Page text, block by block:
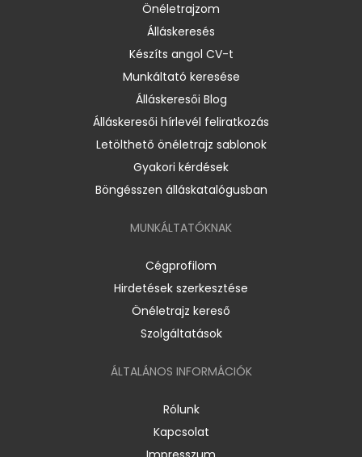
Önéletrajzom
Álláskeresés
Készíts angol CV-t
Munkáltató keresése
Álláskeresői Blog
Álláskeresői hírlevél feliratkozás
Letölthető önéletrajz sablonok
Gyakori kérdések
Böngésszen álláskatalógusban
MUNKÁLTATÓKNAK
Cégprofilom
Hirdetések szerkesztése
Önéletrajz kereső
Szolgáltatások
ÁLTALÁNOS INFORMÁCIÓK
Rólunk
Kapcsolat